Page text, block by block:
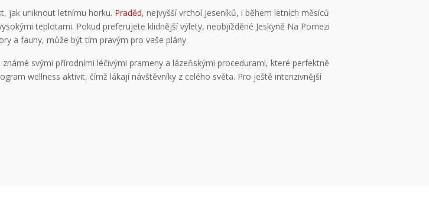
jak uniknout letnímu horku. Praděd, nejvyšší vrchol Jeseníků, i během letních měsíců
teplotami. Pokud preferujete klidnější výlety, neobjížděné Jeskyně Na Pomezi
a fauny, může být tím pravým pro vaše plány.
svými přírodními léčivými prameny a lázeňskými procedurami, které perfektně
wellness aktivit, čímž lákají návštěvníky z celého světa. Pro ještě intenzivnější